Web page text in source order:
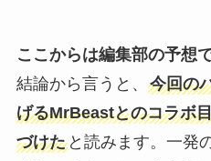
ここからは編集部の予想で
結論から言うと、 今回の
げるMrBeastとのコラボ
づけたと読みます。一発